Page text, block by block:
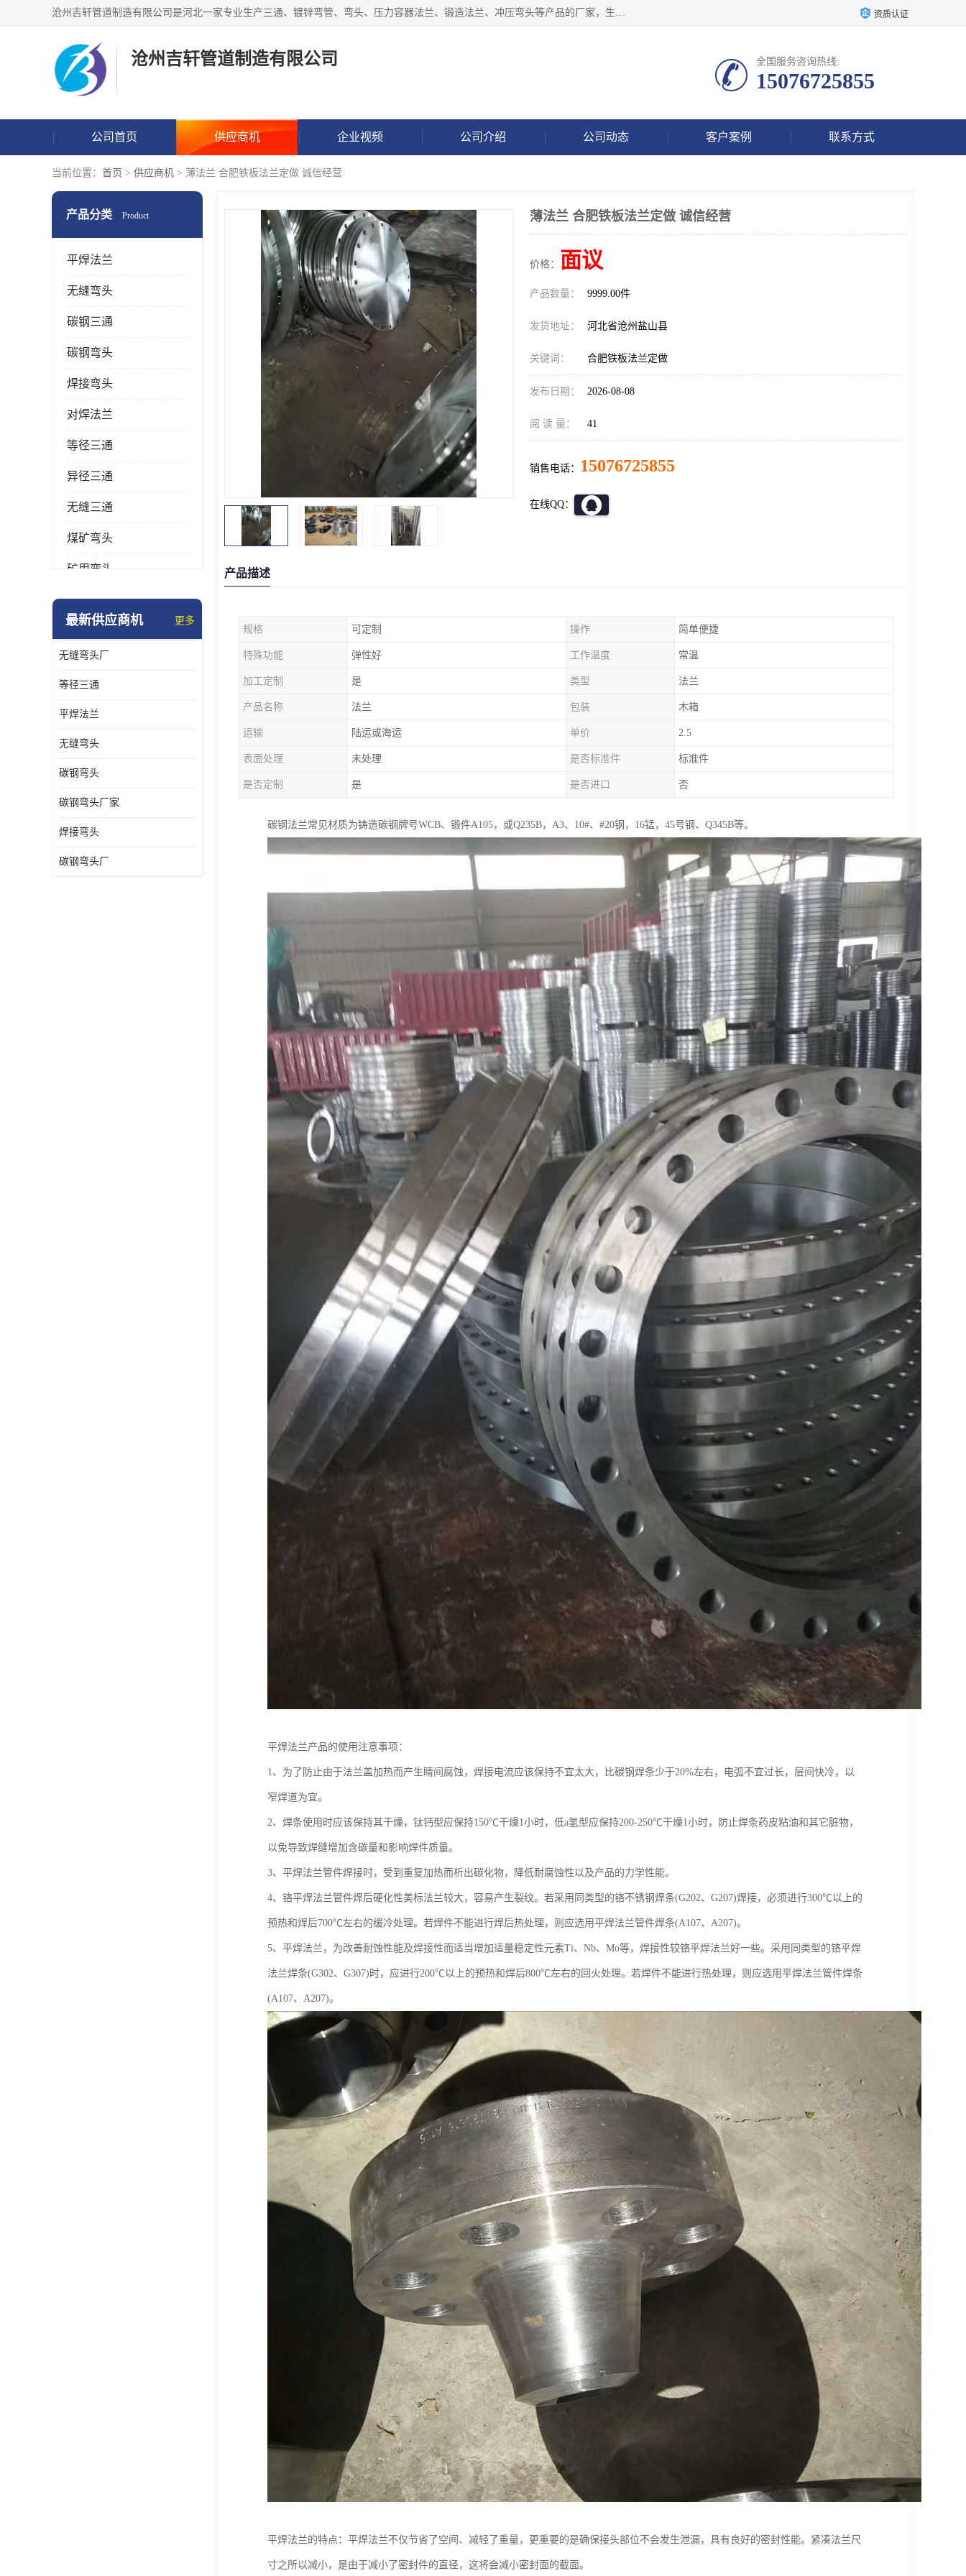
沧州吉轩管道制造有限公司是河北一家专业生产三通、镀锌弯管、弯头、压力容器法兰、锻造法兰、冲压弯头等产品的厂家，生产设备精良，工艺先进，产品规格齐全，售后服务健全。 资质认证
沧州吉轩管道制造有限公司 全国服务咨询热线:
15076725855
公司首页 供应商机 企业视频 公司介绍 公司动态 客户案例 联系方式
当前位置： 首页 > 供应商机 > 薄法兰 合肥铁板法兰定做 诚信经营
产品分类 Product
平焊法兰
无缝弯头
碳钢三通
碳钢弯头
焊接弯头
对焊法兰
等径三通
异径三通
无缝三通
煤矿弯头
矿用弯头
冲压弯头
热压弯头
镀锌弯头
最新供应商机 更多
无缝弯头厂
等径三通
平焊法兰
无缝弯头
碳钢弯头
碳钢弯头厂家
焊接弯头
碳钢弯头厂
薄法兰 合肥铁板法兰定做 诚信经营
价格： 面议
产品数量： 9999.00件
发货地址： 河北省沧州盐山县
关键词： 合肥铁板法兰定做
发布日期： 2026-08-08
阅 读 量： 41
销售电话： 15076725855
在线QQ：
产品描述
规格 可定制 操作 简单便捷
特殊功能 弹性好 工作温度 常温
加工定制 是 类型 法兰
产品名称 法兰 包装 木箱
运输 陆运或海运 单价 2.5
表面处理 未处理 是否标准件 标准件
是否定制 是 是否进口 否
碳钢法兰常见材质为铸造碳钢牌号WCB、锻件A105，或Q235B，A3、10#、#20钢，16锰，45号钢、Q345B等。
平焊法兰产品的使用注意事项：
1、为了防止由于法兰盖加热而产生睛间腐蚀，焊接电流应该保持不宜太大，比碳钢焊条少于20%左右，电弧不宜过长，层间快冷，以
窄焊道为宜。
2、焊条使用时应该保持其干燥，钛钙型应保持150℃干燥1小时，低a氢型应保持200-250℃干燥1小时，防止焊条药皮粘油和其它脏物，
以免导致焊缝增加含碳量和影响焊件质量。
3、平焊法兰管件焊接时，受到重复加热而析出碳化物，降低耐腐蚀性以及产品的力学性能。
4、铬平焊法兰管件焊后硬化性美标法兰较大，容易产生裂纹。若采用同类型的铬不锈钢焊条(G202、G207)焊接，必须进行300℃以上的
预热和焊后700℃左右的缓冷处理。若焊件不能进行焊后热处理，则应选用平焊法兰管件焊条(A107、A207)。
5、平焊法兰，为改善耐蚀性能及焊接性而适当增加适量稳定性元素Ti、Nb、Mo等，焊接性较铬平焊法兰好一些。采用同类型的铬平焊
法兰焊条(G302、G307)时，应进行200℃以上的预热和焊后800℃左右的回火处理。若焊件不能进行热处理，则应选用平焊法兰管件焊条
(A107、A207)。
平焊法兰的特点：平焊法兰不仅节省了空间、减轻了重量，更重要的是确保接头部位不会发生泄漏，具有良好的密封性能。紧凑法兰尺
寸之所以减小，是由于减小了密封件的直径，这将会减小密封面的截面。